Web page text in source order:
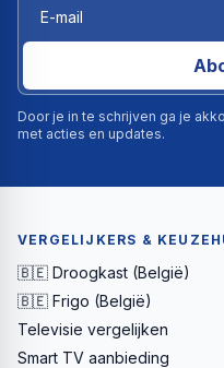
Door je in te schrijven ga je
met acties en updates.
VERGELIJKERS &
🇧🇪 Droogkast (België)
🇧🇪 Frigo (België)
Televisie vergelijken
Smart TV aanbieding